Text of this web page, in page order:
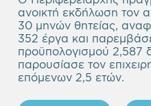
ανοικτή εκδήλωση τον
30 μηνών θητείας,
352 έργα και
προϋπολογισμού 2,587
παρουσίασε τον
επόμενων 2,5 ετών.